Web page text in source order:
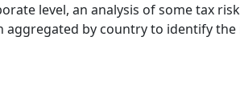
level, an analysis of some tax
aggregated by country to identify